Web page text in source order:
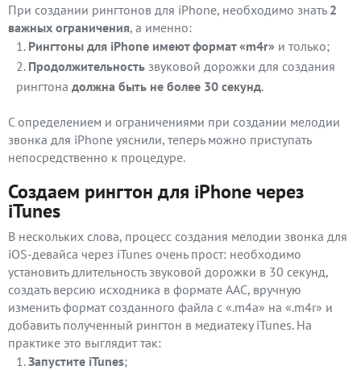
При создании рингтонов для iPhone, необходимо знать 2
важных ограничения, а именно:
Рингтоны для iPhone имеют формат «m4r» и только;
Продолжительность звуковой дорожки для создания
рингтона должна быть не более 30 секунд.
С определением и ограничениями при создании мелодии
звонка для iPhone уяснили, теперь можно приступать
непосредственно к процедуре.
Создаем рингтон для iPhone через
iTunes
В нескольких слова, процесс создания мелодии звонка для
iOS-девайса через iTunes очень прост: необходимо
установить длительность звуковой дорожки в 30 секунд,
создать версию исходника в формате AAC, вручную
изменить формат созданного файла с «.m4a» на «.m4r» и
добавить полученный рингтон в медиатеку iTunes. На
практике это выглядит так:
Запустите iTunes;